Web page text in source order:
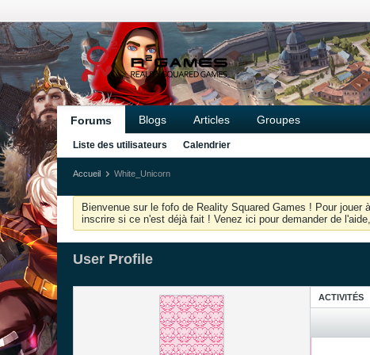
Forums Blogs Articles Groupes
Liste des utilisateurs Calendrier
Accueil White_Unicorn
Bienvenue sur le fofo de Reality Squared Games ! Pour
inscrire si ce n'est déjà fait ! Venez ici pour demander de
User Profile
ACTIVITÉS